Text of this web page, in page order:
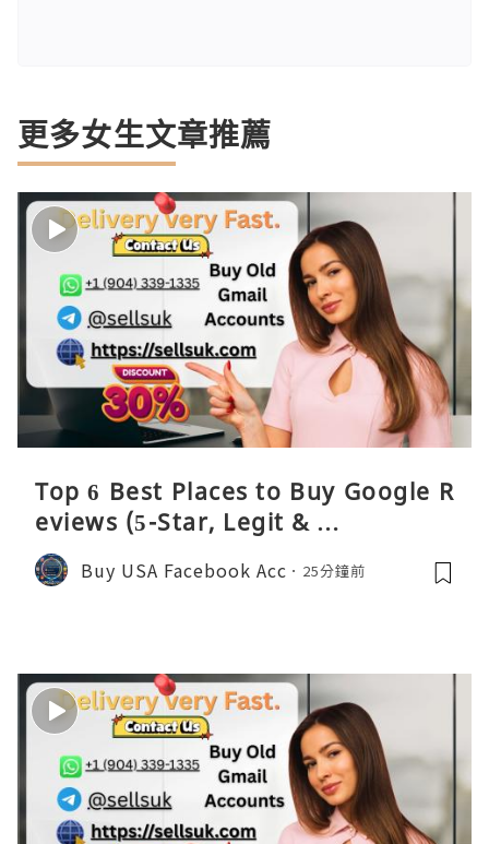
更多女生文章推薦
Top 6 Best Places to Buy Google R
eviews (5-Star, Legit & …
Buy USA Facebook Acc 25分鐘前